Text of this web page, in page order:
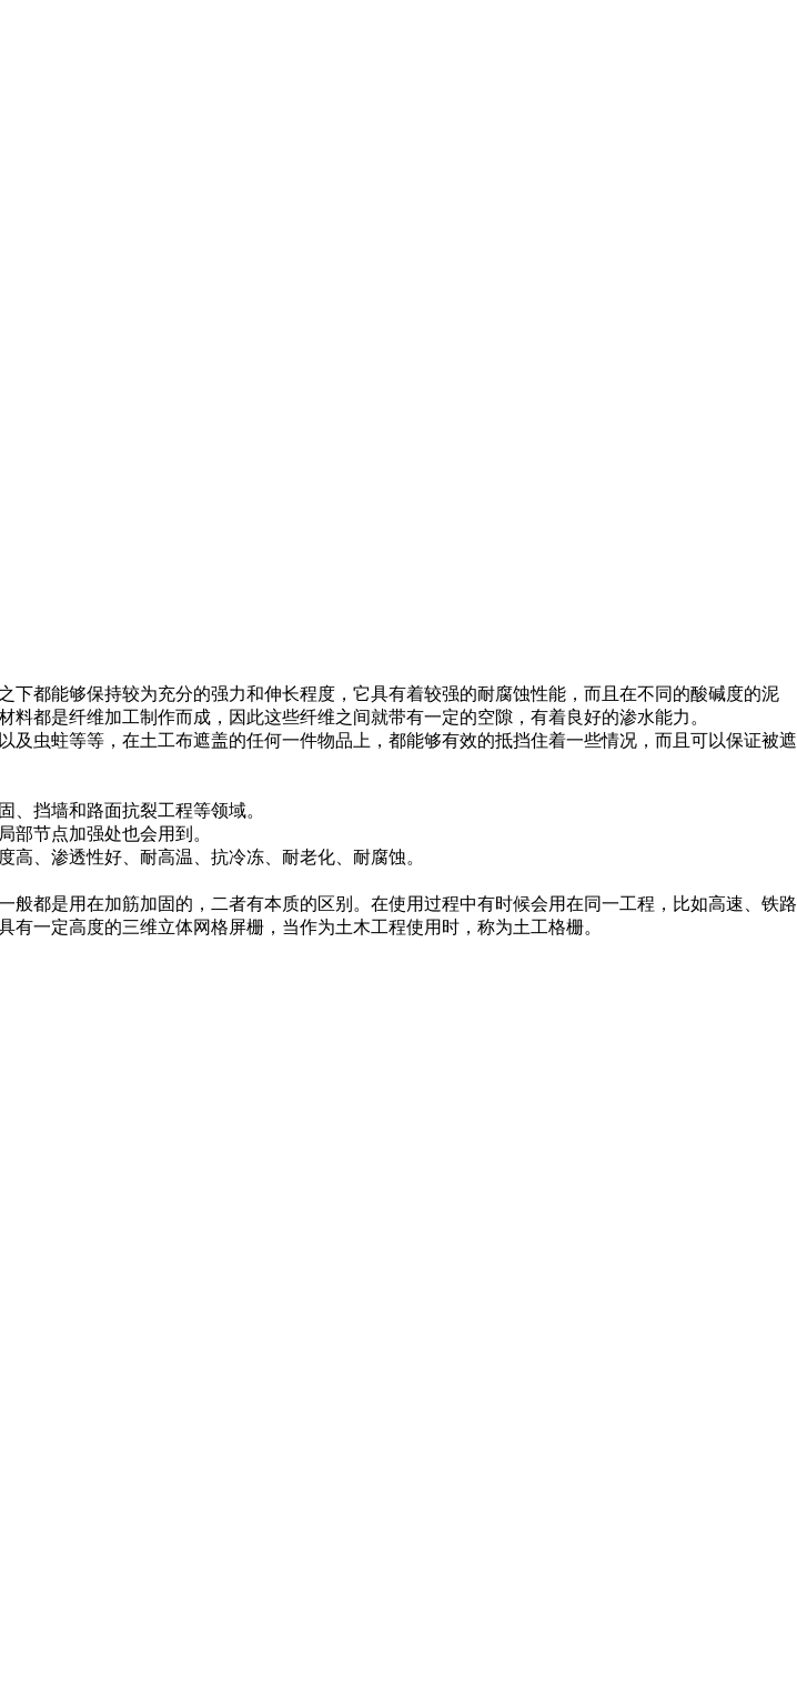
都能够保持较为充分的强力和伸长程度，它具有着较强的耐腐蚀性能，而且在不同的酸碱度的泥
都是纤维加工制作而成，因此这些纤维之间就带有一定的空隙，有着良好的渗水能力。
虫蛀等等，在土工布遮盖的任何一件物品上，都能够有效的抵挡住着一些情况，而且可以保证被遮
、挡墙和路面抗裂工程等领域。
部节点加强处也会用到。
、渗透性好、耐高温、抗冷冻、耐老化、耐腐蚀。
都是用在加筋加固的，二者有本质的区别。在使用过程中有时候会用在同一工程，比如高速、铁路
一定高度的三维立体网格屏栅，当作为土木工程使用时，称为土工格栅。